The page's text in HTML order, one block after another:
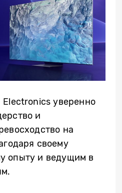
уверенно
и
на
своему
опыту и ведущим в